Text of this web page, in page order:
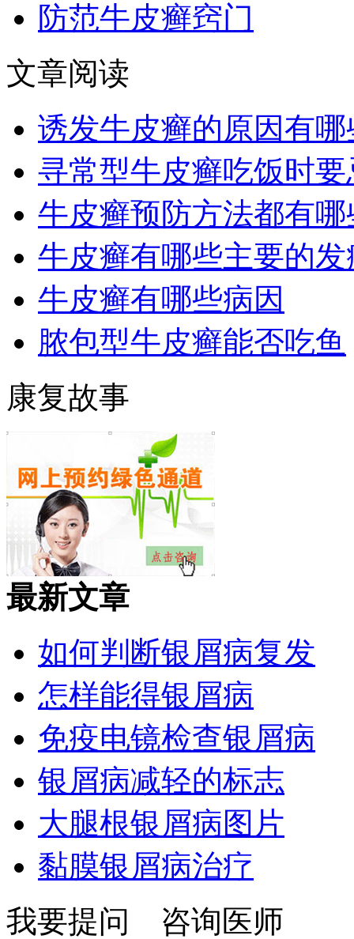
防范牛皮癣窍门
文章阅读
诱发牛皮癣的原因有哪
寻常型牛皮癣吃饭时
牛皮癣预防方法都有哪
牛皮癣有哪些主要的
牛皮癣有哪些病因
脓包型牛皮癣能否吃鱼
康复故事
最新文章
如何判断银屑病复发
怎样能得银屑病
免疫电镜检查银屑病
银屑病减轻的标志
大腿根银屑病图片
黏膜银屑病治疗
我要提问
咨询医师